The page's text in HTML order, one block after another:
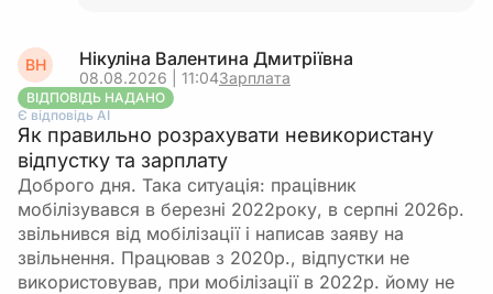
ВН Нікуліна Валентина Дмитріївна
08.08.2026 | 11:04Зарплата
ВІДПОВІДЬ НАДАНО
Є відповідь АІ
Як правильно розрахувати невикористану
відпустку та зарплату
Доброго дня. Така ситуація: працівник
мобілізувався в березні 2022року, в серпні 2026р.
звільнився від мобілізації і написав заяву на
звільнення. Працював з 2020р., відпустки не
використовував, при мобілізації в 2022р. йому не